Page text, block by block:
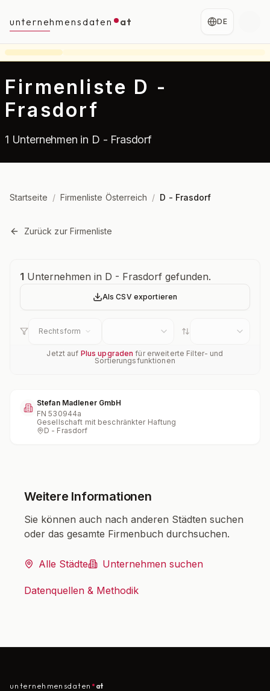
unternehmensdaten at DE
Firmenliste D -
Frasdorf
1 Unternehmen in D - Frasdorf
Startseite / Firmenliste Österreich / D - Frasdorf
Zurück zur Firmenliste
Unternehmensübersicht
1 Unternehmen in D - Frasdorf gefunden.
Als CSV exportieren
Rechtsform
Jetzt auf Plus upgraden für erweiterte Filter- und
Sortierungsfunktionen
Stefan Madlener GmbH
FN530944a
Gesellschaft mit beschränkter Haftung
D - Frasdorf
Weitere Informationen
Sie können auch nach anderen Städten suchen
oder das gesamte Firmenbuch durchsuchen.
Alle Städte Unternehmen suchen
Datenquellen & Methodik
unternehmensdaten at